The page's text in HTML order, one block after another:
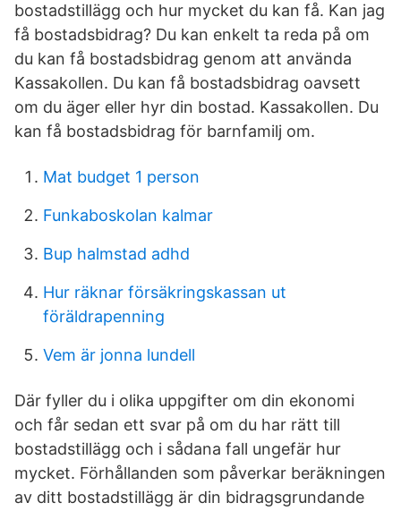
bostadstillägg och hur mycket du kan få. Kan jag
få bostadsbidrag? Du kan enkelt ta reda på om
du kan få bostadsbidrag genom att använda
Kassakollen. Du kan få bostadsbidrag oavsett
om du äger eller hyr din bostad. Kassakollen. Du
kan få bostadsbidrag för barnfamilj om.
Mat budget 1 person
Funkaboskolan kalmar
Bup halmstad adhd
Hur räknar försäkringskassan ut
föräldrapenning
Vem är jonna lundell
Där fyller du i olika uppgifter om din ekonomi
och får sedan ett svar på om du har rätt till
bostadstillägg och i sådana fall ungefär hur
mycket. Förhållanden som påverkar beräkningen
av ditt bostadstillägg är din bidragsgrundande